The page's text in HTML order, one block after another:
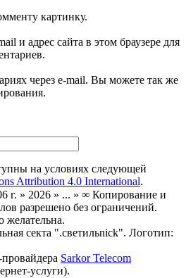
картинку.
и адрес сайта в этом браузере для
через e-mail. Вы можете так же
на условиях следующей
Attribution 4.0 International.
г. » 2026 » ... » ∞ Копирование и
разрешено без ограничений.
желательна.
секта ".светильnick". Логотип:
Sarkor Telecom
услуги).